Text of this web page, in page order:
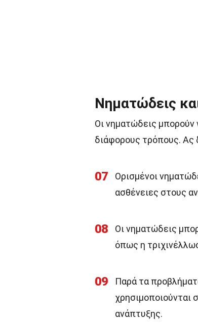
Νηματώδεις
Οι νηματώδεις
διάφορους τρόπους. Ας
07
Ορισμένοι
ασθένειες στους
08
Οι νηματώδεις
όπως η
09
Παρά τα
χρησιμοποιούνται
ανάπτυξης.